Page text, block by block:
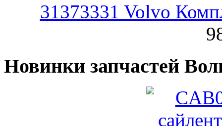
31373331 Volvo
Новинки запчастей